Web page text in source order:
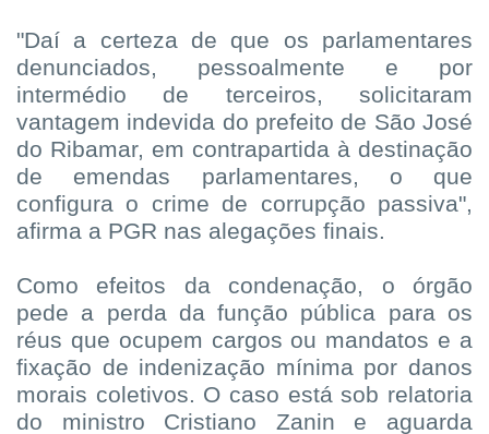
"Daí a certeza de que os parlamentares
denunciados, pessoalmente e por
intermédio de terceiros, solicitaram
vantagem indevida do prefeito de São José
do Ribamar, em contrapartida à destinação
de emendas parlamentares, o que
configura o crime de corrupção passiva",
afirma a PGR nas alegações finais.
Como efeitos da condenação, o órgão
pede a perda da função pública para os
réus que ocupem cargos ou mandatos e a
fixação de indenização mínima por danos
morais coletivos. O caso está sob relatoria
do ministro Cristiano Zanin e aguarda